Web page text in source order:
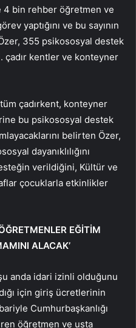
4 bin rehber öğretmen ve
yaptığını ve bu sayının
355 psikososyal destek
çadır kentler ve konteyner
çadırkent, konteyner
bu psikososyal destek
belirten Özer,
dayanıklılığını
verildiğini, Kültür ve
çocuklarla etkinlikler
EĞİTİM
ALACAK’
anda idari izinli olduğunu
için giriş ücretlerinin
Cumhurbaşkanlığı
öğretmen ve usta